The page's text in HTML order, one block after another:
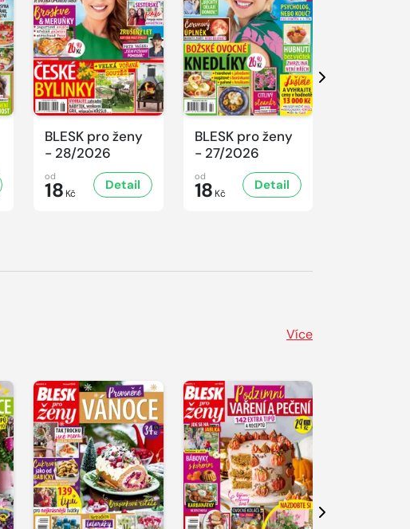
BLESK pro ženy
- 28/2026
od
18 Kč
Detail
BLESK pro ženy
- 27/2026
od
18 Kč
Detail
Další
Více
Další